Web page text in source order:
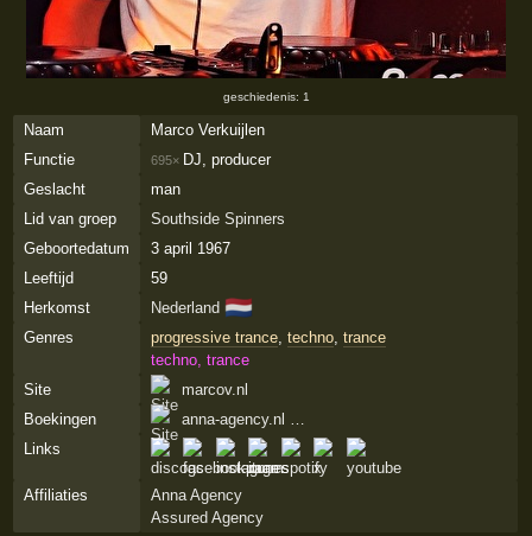
geschiedenis: 1
Naam
Marco Verkuijlen
Functie
695× DJ, producer
Geslacht
man
Lid van groep
Southside Spinners
Geboortedatum
3 april 1967
Leeftijd
59
Herkomst
Nederland 🇳🇱
Genres progressive trance, techno, trance
techno, trance
Site
marcov.nl
Boekingen
anna-agency.nl …
Links
Affiliaties
Anna Agency
Assured Agency